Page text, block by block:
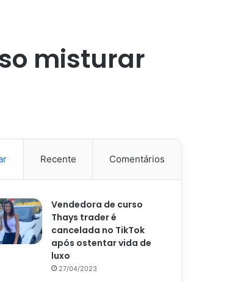
misturar
Recente Comentários
Vendedora de curso
Thays trader é
cancelada no TikTok
após ostentar vida de
luxo
27/04/2023